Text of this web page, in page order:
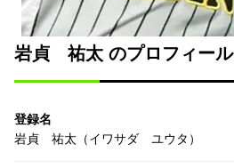
岩貞 祐太 のプロフィール
登録名
岩貞 祐太（イワサダ ユウタ）